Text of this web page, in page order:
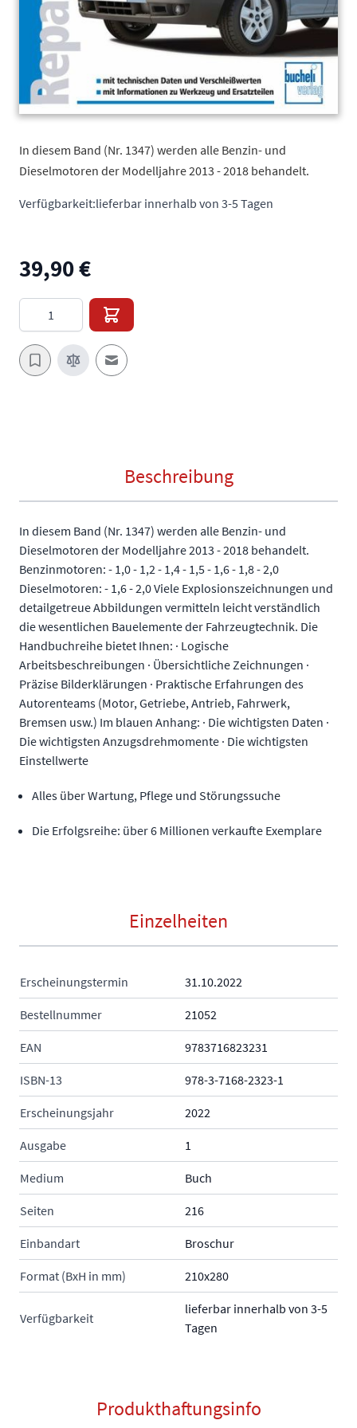
In diesem Band (Nr. 1347) werden alle Benzin- und
Dieselmotoren der Modelljahre 2013 - 2018 behandelt.
Verfügbarkeit:lieferbar innerhalb von 3-5 Tagen
39,90 €
Menge
E-Mail an einen Freund
Beschreibung
In diesem Band (Nr. 1347) werden alle Benzin- und
Dieselmotoren der Modelljahre 2013 - 2018 behandelt.
Benzinmotoren: - 1,0 - 1,2 - 1,4 - 1,5 - 1,6 - 1,8 - 2,0
Dieselmotoren: - 1,6 - 2,0 Viele Explosionszeichnungen und
detailgetreue Abbildungen vermitteln leicht verständlich
die wesentlichen Bauelemente der Fahrzeugtechnik. Die
Handbuchreihe bietet Ihnen: · Logische
Arbeitsbeschreibungen · Übersichtliche Zeichnungen ·
Präzise Bilderklärungen · Praktische Erfahrungen des
Autorenteams (Motor, Getriebe, Antrieb, Fahrwerk,
Bremsen usw.) Im blauen Anhang: · Die wichtigsten Daten ·
Die wichtigsten Anzugsdrehmomente · Die wichtigsten
Einstellwerte
Alles über Wartung, Pflege und Störungssuche
Die Erfolgsreihe: über 6 Millionen verkaufte Exemplare
Einzelheiten
Erscheinungstermin 31.10.2022
Bestellnummer 21052
EAN 9783716823231
ISBN-13 978-3-7168-2323-1
Erscheinungsjahr 2022
Ausgabe 1
Medium Buch
Seiten 216
Einbandart Broschur
Format (BxH in mm) 210x280
Verfügbarkeit
lieferbar innerhalb von 3-5
Tagen
Produkthaftungsinfo